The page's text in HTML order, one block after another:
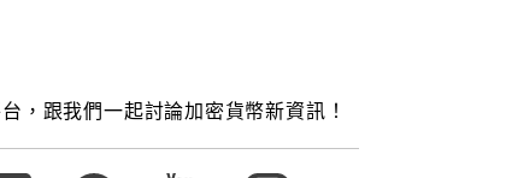
，跟我們一起討論加密貨幣新資訊！